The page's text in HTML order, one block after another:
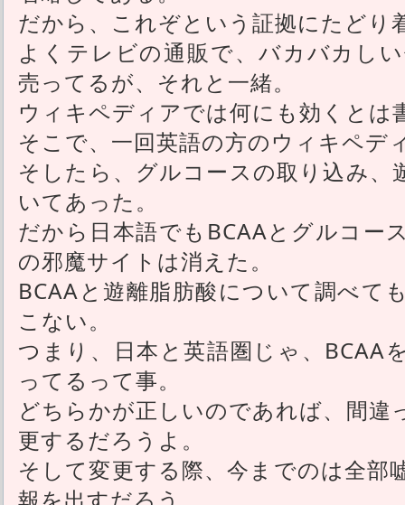
だから、これぞという証拠にたどり
よくテレビの通販で、バカバカし
売ってるが、それと一緒。
ウィキペディアでは何にも効くとは
そこで、一回英語の方のウィキペデ
そしたら、グルコースの取り込み、
いてあった。
だから日本語でもBCAAとグルコー
の邪魔サイトは消えた。
BCAAと遊離脂肪酸について調べて
こない。
つまり、日本と英語圏じゃ、BCAA
ってるって事。
どちらかが正しいのであれば、間違
更するだろうよ。
そして変更する際、今までのは全部